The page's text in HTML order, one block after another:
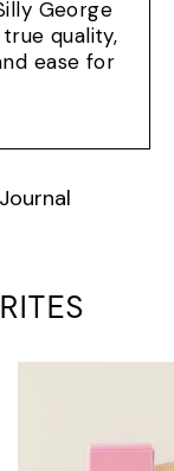
George
quality,
ease for